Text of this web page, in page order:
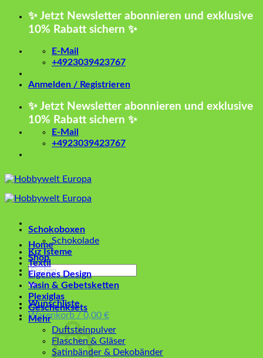
Zum
✨ Jetzt Newsletter abonnieren und exklusive
10% Rabatt sichern ✨
E-Mail
+4923039423767
Anmelden / Registrieren
✨ Jetzt Newsletter abonnieren und exklusive
10% Rabatt sichern ✨
E-Mail
+4923039423767
Home
Shop
Suchen
nach:
Wunschliste
Warenkorb / 0,00 €
Schokoboxen
Schokolade
Kız İsteme
Textil
Eigenes Design
Yasin & Gebetsketten
Plexiglas
Geschenksets
Mehr
Duftsteinpulver
Flaschen & Gläser
Satinbänder & Dekobänder